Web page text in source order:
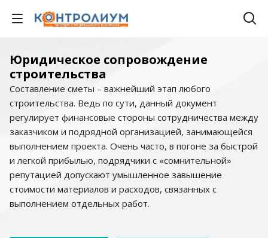
Юридическое сопровождение
строительства
Составление сметы – важнейший этап любого
строительства. Ведь по сути, данный документ
регулирует финансовые стороны сотрудничества между
заказчиком и подрядной организацией, занимающейся
выполнением проекта. Очень часто, в погоне за быстрой
и легкой прибылью, подрядчики с «сомнительной»
репутацией допускают умышленное завышение
стоимости материалов и расходов, связанных с
выполнением отдельных работ.